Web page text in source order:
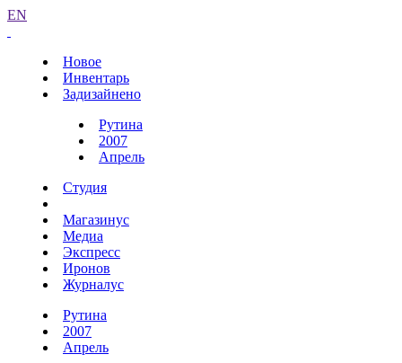
EN
Новое
Инвентарь
Задизайнено
Рутина
2007
Апрель
Студия
Магазинус
Медиа
Экспресс
Иронов
Журналус
Рутина
2007
Апрель